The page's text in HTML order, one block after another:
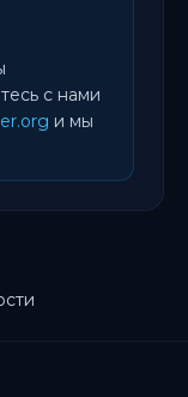
с нами
и мы